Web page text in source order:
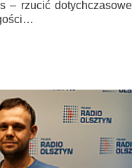
– rzucić dotychczasowe